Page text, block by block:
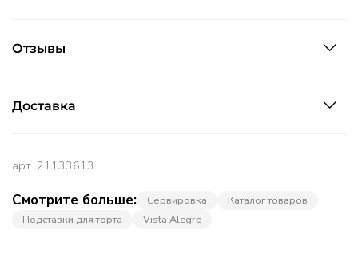
Смотрите больше: Сервировка
Каталог товаров
Подставки для торта
Vista Alegre
Отзывы
Доставка
арт. 21133613